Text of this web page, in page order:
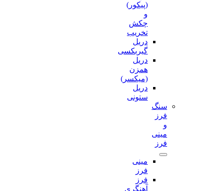
(پیکور)
چکش
تخریب
دریل
گیربکسی
دریل
همزن
(میکسر)
دریل
ستونی
سنگ
مینی
فرز
آهنگری